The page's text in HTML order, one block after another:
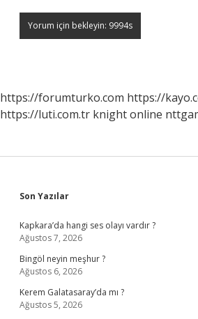
https://forumturko.com https://
https://luti.com.tr knight online
Sidebar
Son Yazılar
Kapkara’da hangi ses olayı vardır ?
Ağustos 7, 2026
Bingöl neyin meşhur ?
Ağustos 6, 2026
Kerem Galatasaray’da mı ?
Ağustos 5, 2026